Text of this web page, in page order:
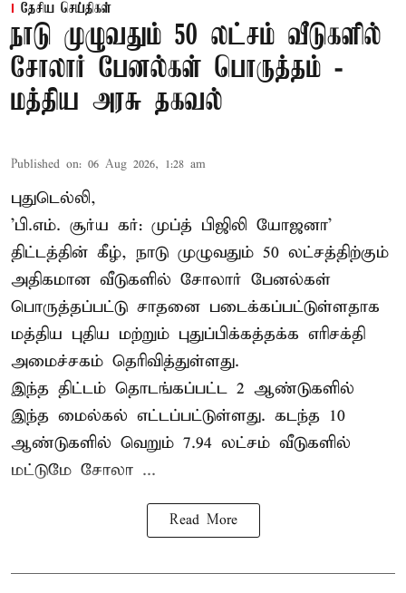
தேசிய செய்திகள்
நாடு முழுவதும் 50 லட்சம் வீடுகளில்
சோலார் பேனல்கள் பொருத்தம் -
மத்திய அரசு தகவல்
Published on: 06 Aug 2026, 1:28 am
புதுடெல்லி,
'பி.எம். சூர்ய கர்: முப்த் பிஜிலி யோஜனா'
திட்டத்தின் கீழ், நாடு முழுவதும் 50 லட்சத்திற்கும்
அதிகமான வீடுகளில் சோலார் பேனல்கள்
பொருத்தப்பட்டு சாதனை படைக்கப்பட்டுள்ளதாக
மத்திய புதிய மற்றும் புதுப்பிக்கத்தக்க எரிசக்தி
அமைச்சகம் தெரிவித்துள்ளது.
இந்த திட்டம் தொடங்கப்பட்ட 2 ஆண்டுகளில்
இந்த மைல்கல் எட்டப்பட்டுள்ளது. கடந்த 10
ஆண்டுகளில் வெறும் 7.94 லட்சம் வீடுகளில்
மட்டுமே சோலா ...
Read More